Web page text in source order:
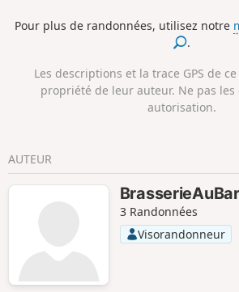
Pour plus de randonnées, utilisez notre
.
Les descriptions et la trace GPS de
propriété de leur auteur. Ne pas les
autorisation.
AUTEUR
3 Randonnées
Visorandonneur